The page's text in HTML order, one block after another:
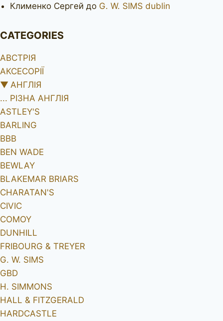
Клименко Сергей до G. W. SIMS dublin
CATEGORIES
АВСТРІЯ
АКСЕСОРІЇ
▼ АНГЛІЯ
... РІЗНА АНГЛІЯ
ASTLEY'S
BARLING
BBB
BEN WADE
BEWLAY
BLAKEMAR BRIARS
CHARATAN'S
CIVIC
COMOY
DUNHILL
FRIBOURG & TREYER
G. W. SIMS
GBD
H. SIMMONS
HALL & FITZGERALD
HARDCASTLE